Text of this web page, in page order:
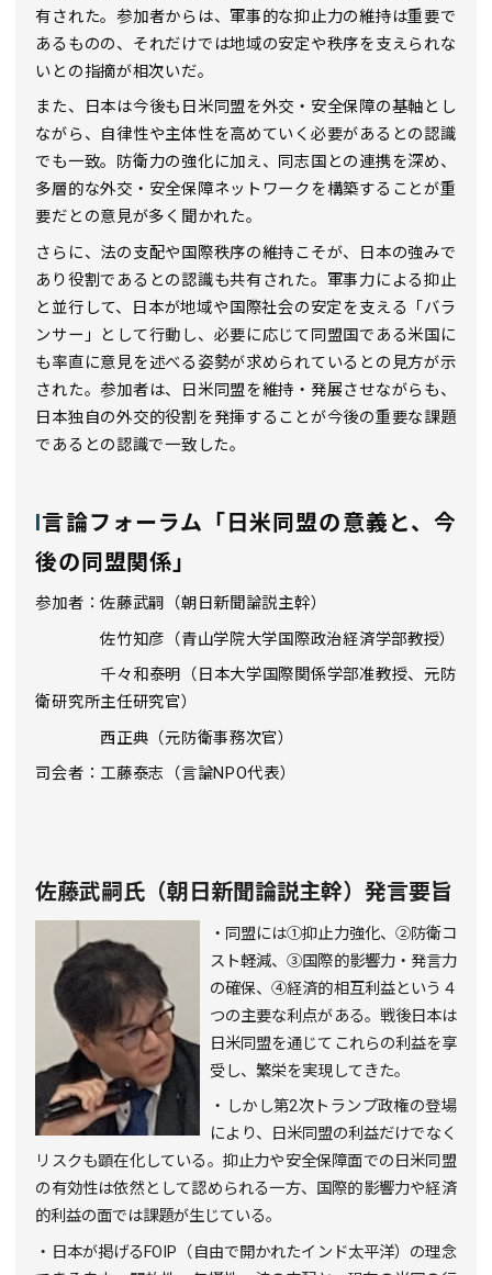
有された。参加者からは、軍事的な抑止力の維持は重要で
あるものの、それだけでは地域の安定や秩序を支えられな
いとの指摘が相次いだ。
また、日本は今後も日米同盟を外交・安全保障の基軸とし
ながら、自律性や主体性を高めていく必要があるとの認識
でも一致。防衛力の強化に加え、同志国との連携を深め、
多層的な外交・安全保障ネットワークを構築することが重
要だとの意見が多く聞かれた。
さらに、法の支配や国際秩序の維持こそが、日本の強みで
あり役割であるとの認識も共有された。軍事力による抑止
と並行して、日本が地域や国際社会の安定を支える「バラ
ンサー」として行動し、必要に応じて同盟国である米国に
も率直に意見を述べる姿勢が求められているとの見方が示
された。参加者は、日米同盟を維持・発展させながらも、
日本独自の外交的役割を発揮することが今後の重要な課題
であるとの認識で一致した。
I言論フォーラム「日米同盟の意義と、今
後の同盟関係」
参加者：佐藤武嗣（朝日新聞論説主幹）
佐竹知彦（青山学院大学国際政治経済学部教授）
千々和泰明（日本大学国際関係学部准教授、元防
衛研究所主任研究官）
西正典（元防衛事務次官）
司会者：工藤泰志（言論NPO代表）
佐藤武嗣氏（朝日新聞論説主幹）発言要旨
・同盟には①抑止力強化、②防衛コ
スト軽減、③国際的影響力・発言力
の確保、④経済的相互利益という４
つの主要な利点がある。戦後日本は
日米同盟を通じてこれらの利益を享
受し、繁栄を実現してきた。
・しかし第2次トランプ政権の登場
により、日米同盟の利益だけでなく
リスクも顕在化している。抑止力や安全保障面での日米同盟
の有効性は依然として認められる一方、国際的影響力や経済
的利益の面では課題が生じている。
・日本が掲げる FOIP （自由で開かれたインド太平洋）の理念